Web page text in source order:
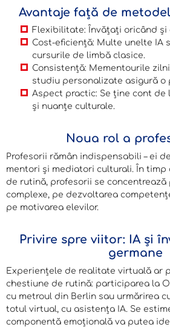
Avantaje față de
Flexibilitate: Învățați oricând și
Cost-eficiență: Multe unelte IA
cursurile de limbă clasice.
Consistență: Mementourile
studiu personalizate asigură o
Aspect practic: Se ține cont de
și nuanțe culturale.
Noua rol a
Profesorii rămân indispensabili – ei
mentori și mediatori culturali. În timp
de rutină, profesorii se concentrează
complexe, pe dezvoltarea
pe motivarea elevilor.
Privire spre viitor: IA și
germane
Experiențele de realitate virtuală ar
chestiune de rutină: participarea la
cu metroul din Berlin sau urmărirea
totul virtual, cu asistența IA. Se
componentă emoțională va putea